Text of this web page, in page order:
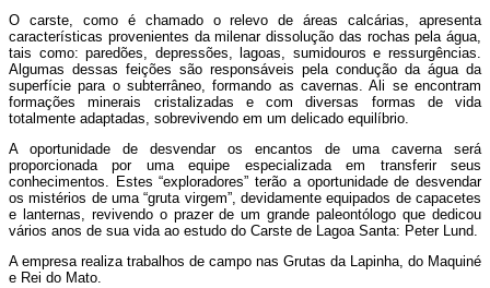
O carste, como é chamado o relevo de áreas calcárias, apresenta
características provenientes da milenar dissolução das rochas pela água,
tais como: paredões, depressões, lagoas, sumidouros e ressurgências.
Algumas dessas feições são responsáveis pela condução da água da
superfície para o subterrâneo, formando as cavernas. Ali se encontram
formações minerais cristalizadas e com diversas formas de vida
totalmente adaptadas, sobrevivendo em um delicado equilíbrio.
A oportunidade de desvendar os encantos de uma caverna será
proporcionada por uma equipe especializada em transferir seus
conhecimentos. Estes “exploradores” terão a oportunidade de desvendar
os mistérios de uma “gruta virgem”, devidamente equipados de capacetes
e lanternas, revivendo o prazer de um grande paleontólogo que dedicou
vários anos de sua vida ao estudo do Carste de Lagoa Santa: Peter Lund.
A empresa realiza trabalhos de campo nas Grutas da Lapinha, do Maquiné
e Rei do Mato.